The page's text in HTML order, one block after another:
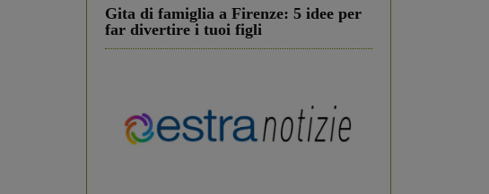
Gita di famiglia a Firenze: 5 idee per
far divertire i tuoi figli